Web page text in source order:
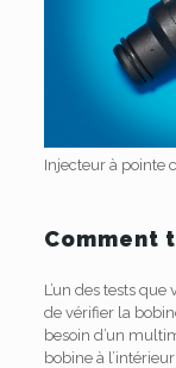
Injecteur à pointe
Comment
L’un des tests
de vérifier la
besoin d’un
bobine à